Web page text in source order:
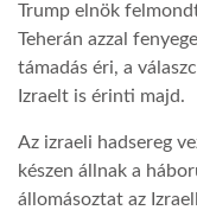
DOBRAVERO.HU
Trump elnök
Teherán azzal
támadás éri, a
Izraelt is érinti majd.
Az izraeli hadsereg
készen állnak a
állomásoztat az